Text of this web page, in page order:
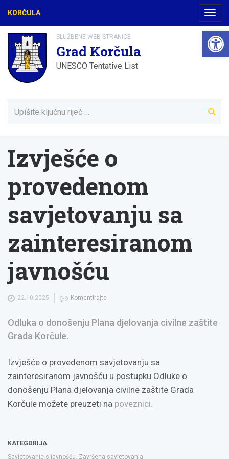
KORČULA
SLUŽBENE WEB STRANICE
Grad Korčula
UNESCO Tentative List
Izvješće o
provedenom
savjetovanju sa
zainteresiranom
javnošću
22.10.2025 Komentirajte
Odluka o donošenju Plana djelovanja civilne zaštite
Grada Korčule.
Izvješće o provedenom savjetovanju sa
zainteresiranom javnošću u postupku Odluke o
donošenju Plana djelovanja civilne zaštite Grada
Korčule možete preuzeti na poveznici.
KATEGORIJA
Savjetovanje s javnošću, Završena savjetovanja